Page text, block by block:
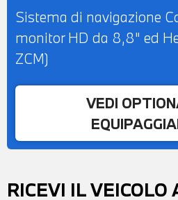
Sistema di navigazione
monitor HD da 8,8" ed
ZCM)
VEDI
RICEVI IL VEICOLO